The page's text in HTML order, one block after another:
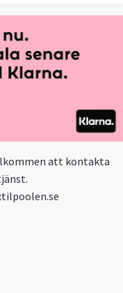
att kontakta